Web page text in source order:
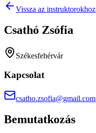
Vissza az instruktorokhoz
Csathó Zsófia
Székesfehérvár
Kapcsolat
csatho.zsofia@gmail.com
Bemutatkozás